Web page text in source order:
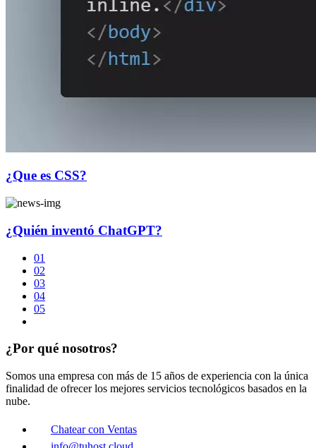
¿Que es CSS?
¿Quién inventó ChatGPT?
01
02
03
04
05
¿Por qué nosotros?
Somos una empresa con más de 15 años de experiencia con la única
finalidad de ofrecer los mejores servicios tecnológicos basados en la
nube.
Chatear con Ventas